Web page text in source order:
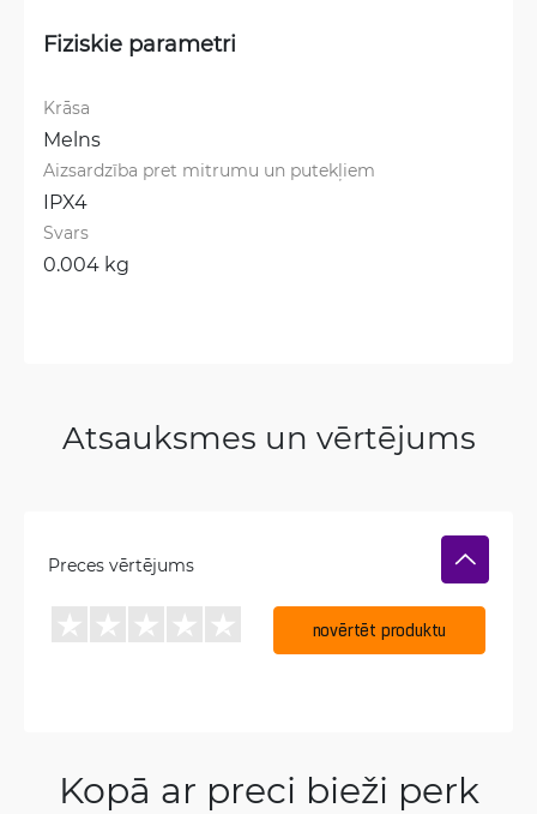
Fiziskie parametri
Krāsa
Melns
Aizsardzība pret mitrumu un putekļiem
IPX4
Svars
0.004 kg
Atsauksmes un vērtējums
Preces vērtējums
novērtēt produktu
Kopā ar preci bieži perk